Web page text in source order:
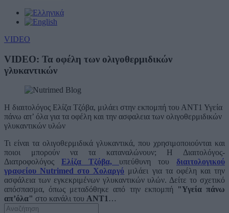
VIDEO
VIDEO: Τα οφέλη των ολιγοθερμιδικών
γλυκαντικών
Η διαιτολόγος Ελίζα Τζόβα, μιλάει στην εκπομπή του ΑΝΤ1 Υγεία
πάνω απ’ όλα για τα οφέλη και την ασφαλεια των ολιγοθερμιδικών
γλυκαντικών υλών
Τι είναι τα ολιγοθερμιδικά γλυκαντικά, που χρησιμοποιούνται και
ποιοι μπορούν να τα καταναλώνουν; Η Διαιτολόγος-
Διατροφολόγος Ελίζα Τζόβα, υπεύθυνη του διαιτολογικού
γραφείου Nutrimed στο Χολαργό μιλάει για τα οφέλη και την
ασφάλεια των εγκεκριμένων γλυκαντικών υλών. Δείτε το σχετικό
απόσπασμα, όπως μεταδόθηκε από την εκπομπή
"Υγεία πάνω
απ’όλα" στο κανάλι του ΑΝΤ1…